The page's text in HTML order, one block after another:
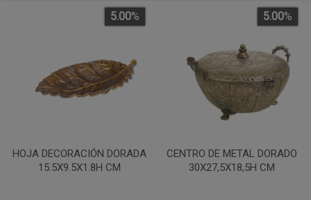
HOJA DECORACIÓN DORADA
15.5X9.5X1.8H CM
5.00%
CENTRO DE METAL DORADO
30X27,5X18,5H CM
5.00%